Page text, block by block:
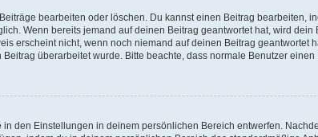
bearbeiten oder löschen. Du kannst einen Beitrag bearbeiten,
Wenn bereits jemand auf deinen Beitrag geantwortet hat, wird
erscheint nicht, wenn noch niemand auf deinen Beitrag
überarbeitet wurde. Bitte beachte, dass normale Benutzer
den Einstellungen in deinem persönlichen Bereich entwerfen.